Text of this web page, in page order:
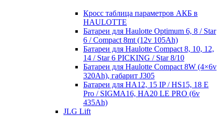
Кросc таблица параметров АКБ в
HAULOTTE
Батареи для Haulotte Optimum 6, 8 / Star
6 / Compact 8mt (12v 105Ah)
Батареи для Haulotte Compact 8, 10, 12,
14 / Star 6 PICKING / Star 8/10
Батареи для Haulotte Compact 8W (4×6v
320Ah), габарит J305
Батареи для HA12, 15 IP / HS15, 18 E
Pro / SIGMA16, HA20 LE PRO (6v
435Ah)
JLG Lift